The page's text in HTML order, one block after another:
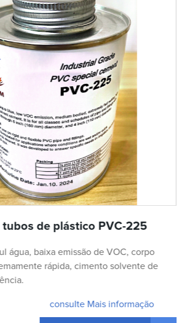
de plástico PVC-225
água, baixa emissão de VOC, corpo
rápida, cimento solvente de
consulte Mais informação